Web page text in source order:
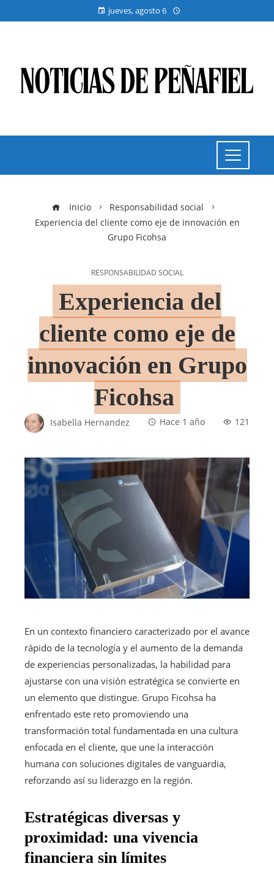
jueves, agosto 6
Inicio
Responsabilidad social
Experiencia del cliente como eje de innovación en
Grupo Ficohsa
RESPONSABILIDAD SOCIAL
Experiencia del
cliente como eje de
innovación en Grupo
Ficohsa
Isabella Hernandez Hace 1 año 121
En un contexto financiero caracterizado por el avance
rápido de la tecnología y el aumento de la demanda
de experiencias personalizadas, la habilidad para
ajustarse con una visión estratégica se convierte en
un elemento que distingue. Grupo Ficohsa ha
enfrentado este reto promoviendo una
transformación total fundamentada en una cultura
enfocada en el cliente, que une la interacción
humana con soluciones digitales de vanguardia,
reforzando así su liderazgo en la región.
Estratégicas diversas y
proximidad: una vivencia
financiera sin límites